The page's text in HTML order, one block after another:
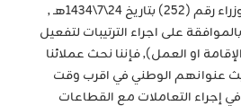
تماشياً مع قرار مجلس الوزراء رقم (252) بتاريخ 24\7\1434هـ ,
03\06\2013م, بالموافقة على اجراء الترتيبات لتفعيل
او العمل), فإننا نحث عملائنا
عنوانهم الوطني في اقرب وقت
إجراء التعاملات مع القطاعات